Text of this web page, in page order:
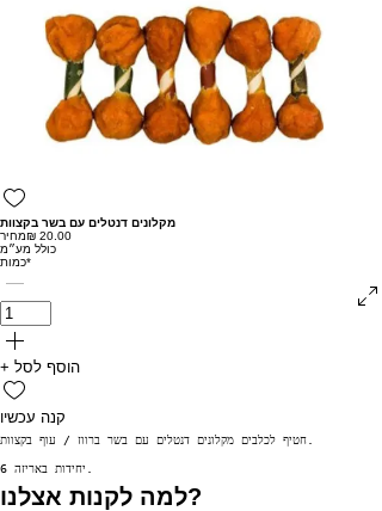
מקלונים דנטלים עם בשר בקצוות
מחיר
כולל מע״מ
כמות*
+ הוסף לסל
קנה עכשיו
חטיף לכלבים מקלונים דנטלים עם בשר ברווז / עוף בקצוות.
למה לקנות אצלנו?